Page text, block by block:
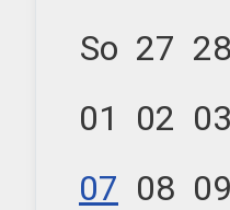
So 27 28
01
02 03
07 08 09